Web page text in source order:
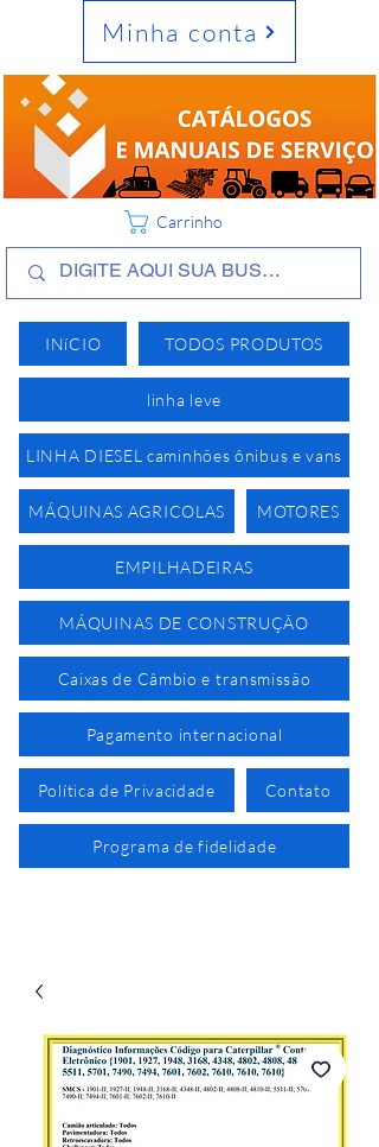
INíCIO TODOS PRODUTOS
linha leve
LINHA DIESEL caminhões ônibus e vans
MÁQUINAS AGRICOLAS MOTORES
EMPILHADEIRAS
MÁQUINAS DE CONSTRUÇÃO
Caixas de Câmbio e transmissão
Pagamento internacional
Política de Privacidade Contato
Programa de fidelidade
Minha conta
Carrinho